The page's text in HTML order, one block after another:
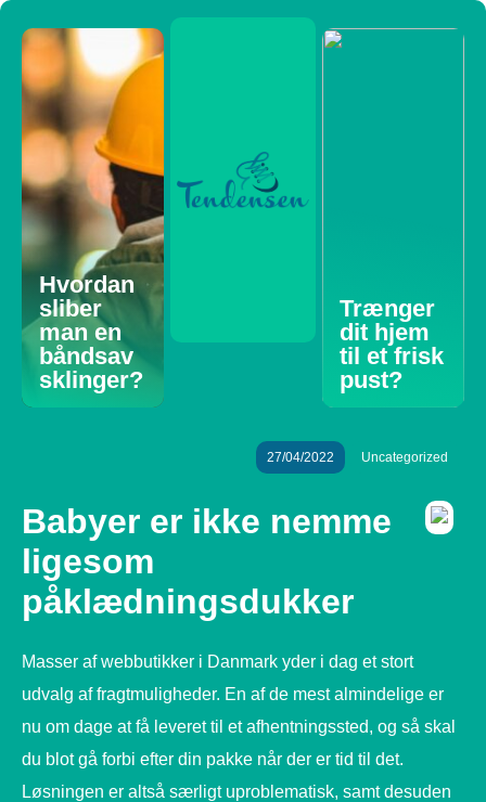
Hvordan
sliber
man en
båndsav
sklinger?
Trænger
dit hjem
til et frisk
pust?
27/04/2022 Uncategorized
Babyer er ikke nemme
ligesom
påklædningsdukker
Masser af webbutikker i Danmark yder i dag et stort
udvalg af fragtmuligheder. En af de mest almindelige er
nu om dage at få leveret til et afhentningssted, og så skal
du blot gå forbi efter din pakke når der er tid til det.
Løsningen er altså særligt uproblematisk, samt desuden